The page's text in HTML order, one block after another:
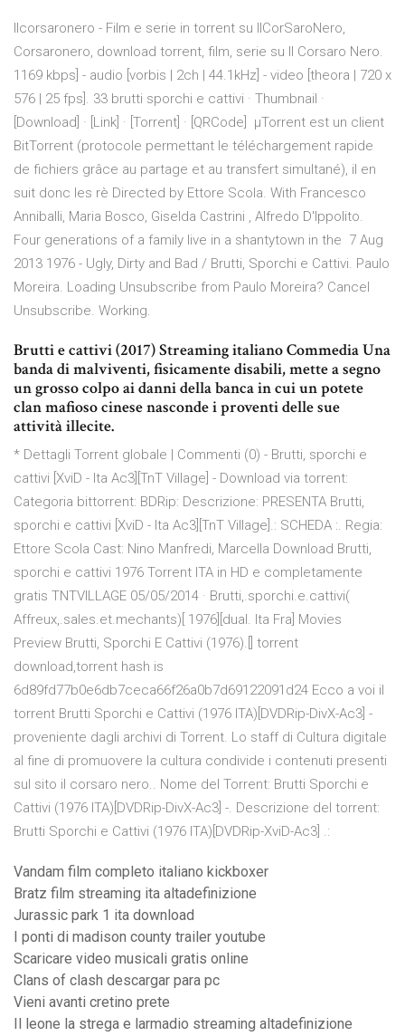
Ilcorsaronero - Film e serie in torrent su IlCorSaroNero,
Corsaronero, download torrent, film, serie su Il Corsaro Nero.
1169 kbps] - audio [vorbis | 2ch | 44.1kHz] - video [theora | 720 x
576 | 25 fps]. 33 brutti sporchi e cattivi · Thumbnail ·
[Download] · [Link] · [Torrent] · [QRCode] µTorrent est un client
BitTorrent (protocole permettant le téléchargement rapide
de fichiers grâce au partage et au transfert simultané), il en
suit donc les rè Directed by Ettore Scola. With Francesco
Anniballi, Maria Bosco, Giselda Castrini , Alfredo D'Ippolito.
Four generations of a family live in a shantytown in the 7 Aug
2013 1976 - Ugly, Dirty and Bad / Brutti, Sporchi e Cattivi. Paulo
Moreira. Loading Unsubscribe from Paulo Moreira? Cancel
Unsubscribe. Working.
Brutti e cattivi (2017) Streaming italiano Commedia Una
banda di malviventi, fisicamente disabili, mette a segno
un grosso colpo ai danni della banca in cui un potete
clan mafioso cinese nasconde i proventi delle sue
attività illecite.
* Dettagli Torrent globale | Commenti (0) - Brutti, sporchi e
cattivi [XviD - Ita Ac3][TnT Village] - Download via torrent:
Categoria bittorrent: BDRip: Descrizione: PRESENTA Brutti,
sporchi e cattivi [XviD - Ita Ac3][TnT Village].: SCHEDA :. Regia:
Ettore Scola Cast: Nino Manfredi, Marcella Download Brutti,
sporchi e cattivi 1976 Torrent ITA in HD e completamente
gratis TNTVILLAGE 05/05/2014 · Brutti,.sporchi.e.cattivi(
Affreux,.sales.et.mechants)[ 1976][dual. Ita Fra] Movies
Preview Brutti, Sporchi E Cattivi (1976).[] torrent
download,torrent hash is
6d89fd77b0e6db7ceca66f26a0b7d69122091d24 Ecco a voi il
torrent Brutti Sporchi e Cattivi (1976 ITA)[DVDRip-DivX-Ac3] -
proveniente dagli archivi di Torrent. Lo staff di Cultura digitale
al fine di promuovere la cultura condivide i contenuti presenti
sul sito il corsaro nero.. Nome del Torrent: Brutti Sporchi e
Cattivi (1976 ITA)[DVDRip-DivX-Ac3] -. Descrizione del torrent:
Brutti Sporchi e Cattivi (1976 ITA)[DVDRip-XviD-Ac3] .:
Vandam film completo italiano kickboxer
Bratz film streaming ita altadefinizione
Jurassic park 1 ita download
I ponti di madison county trailer youtube
Scaricare video musicali gratis online
Clans of clash descargar para pc
Vieni avanti cretino prete
Il leone la strega e larmadio streaming altadefinizione